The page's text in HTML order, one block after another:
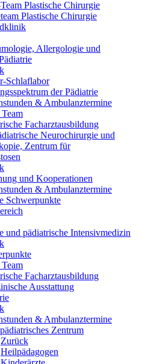
Plastische Chirurgie
Plastische Chirurgie
Allergologie und
Schlaflabor
der Pädiatrie
& Ambulanztermine
Facharztausbildung
Neurochirurgie und
Zentrum für
und Kooperationen
& Ambulanztermine
Schwerpunkte
und pädiatrische Intensivmedizin
Facharztausbildung
Ausstattung
& Ambulanztermine
Zentrum
Zurück
Heilpädagogen